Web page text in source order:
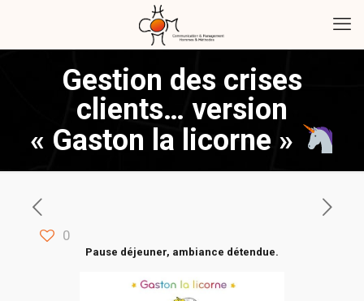
Gestion des crises
clients… version
« Gaston la licorne »
0
Pause déjeuner, ambiance détendue.